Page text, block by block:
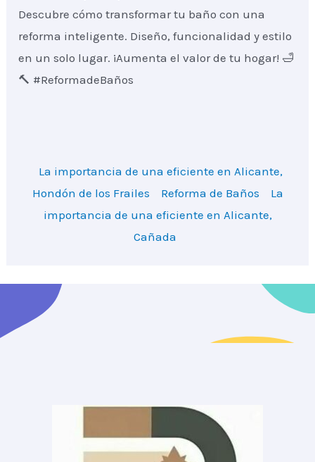
Descubre cómo transformar tu baño con una
reforma inteligente. Diseño, funcionalidad y estilo
en un solo lugar. ¡Aumenta el valor de tu hogar! 🛁
🔨 #ReformadeBaños
La importancia de una eficiente en Alicante,
Hondón de los Frailes
Reforma de Baños
La
importancia de una eficiente en Alicante,
Cañada